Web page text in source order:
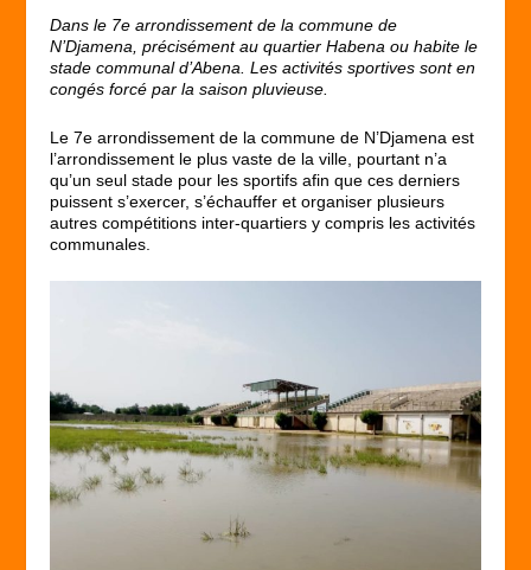
Dans le 7e arrondissement de la commune de
N’Djamena, précisément au quartier Habena ou habite le
stade communal d’Abena. Les activités sportives sont en
congés forcé par la saison pluvieuse.
Le 7e arrondissement de la commune de N’Djamena est
l’arrondissement le plus vaste de la ville, pourtant n’a
qu’un seul stade pour les sportifs afin que ces derniers
puissent s’exercer, s’échauffer et organiser plusieurs
autres compétitions inter-quartiers y compris les activités
communales.